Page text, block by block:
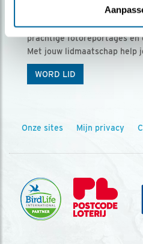
Ontvang 5 x Vogels
Vogels is het tijdschrift voor
prachtige fotoreportages en
Met jouw lidmaatschap help
WORD LID
Onze sites Mijn privacy